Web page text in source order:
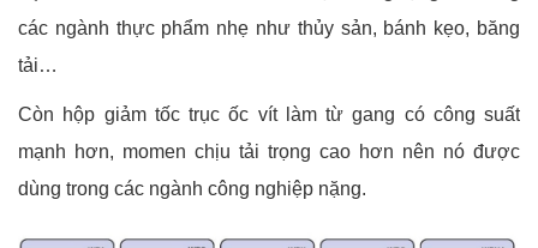
các ngành thực phẩm nhẹ như thủy sản, bánh kẹo, băng
tải…
Còn hộp giảm tốc trục ốc vít làm từ gang có công suất
mạnh hơn, momen chịu tải trọng cao hơn nên nó được
dùng trong các ngành công nghiệp nặng.